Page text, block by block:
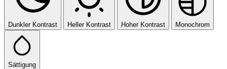
Dunkler Kontrast Heller Kontrast Hoher Kontrast Monochrom
Sättigung